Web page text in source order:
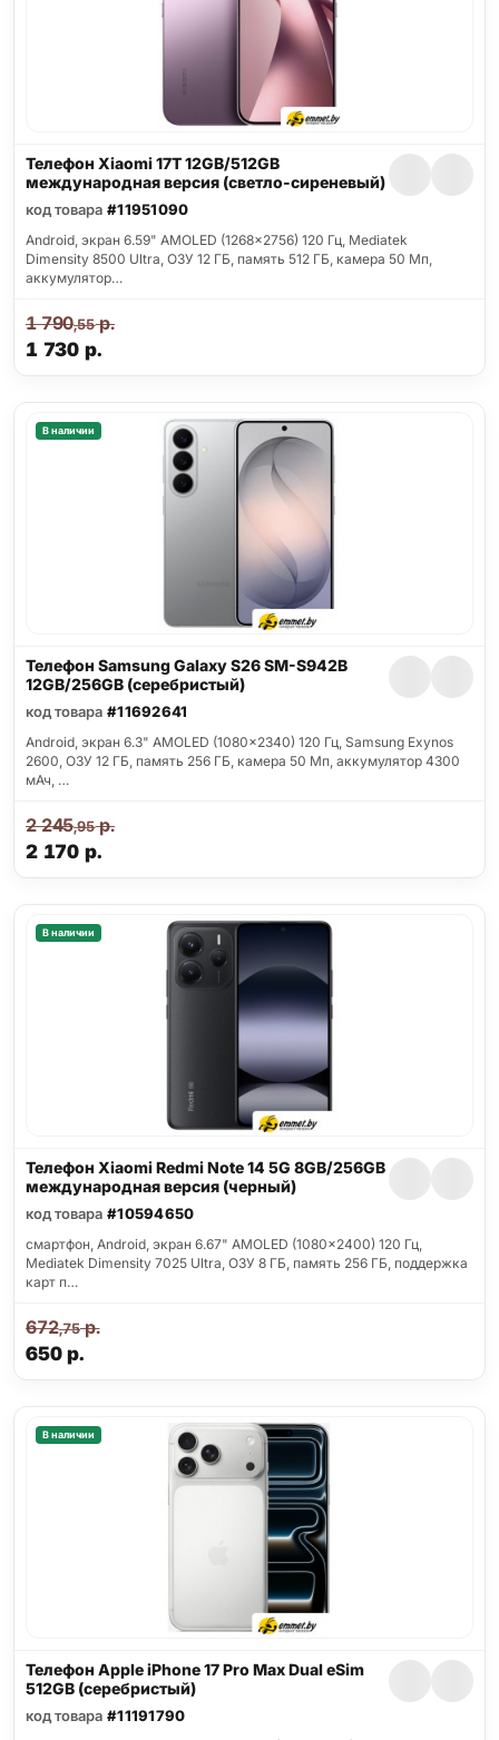
Телефон Xiaomi 17T 12GB/512GB
международная версия (светло-сиреневый)
код товара #11951090
Android, экран 6.59" AMOLED (1268x2756) 120 Гц, Mediatek
Dimensity 8500 Ultra, ОЗУ 12 ГБ, память 512 ГБ, камера 50 Мп,
аккумулятор…
1 730 р.
1 790,55р.
В наличии
Телефон Samsung Galaxy S26 SM-S942B
12GB/256GB (серебристый)
код товара #11692641
Android, экран 6.3" AMOLED (1080x2340) 120 Гц, Samsung Exynos
2600, ОЗУ 12 ГБ, память 256 ГБ, камера 50 Мп, аккумулятор 4300
мАч, …
2 170 р.
2 245,95р.
В наличии
Телефон Xiaomi Redmi Note 14 5G 8GB/256GB
международная версия (черный)
код товара #10594650
смартфон, Android, экран 6.67" AMOLED (1080x2400) 120 Гц,
Mediatek Dimensity 7025 Ultra, ОЗУ 8 ГБ, память 256 ГБ, поддержка
карт п…
650р.
672,75р.
В наличии
Телефон Apple iPhone 17 Pro Max Dual eSim
512GB (серебристый)
код товара #11191790